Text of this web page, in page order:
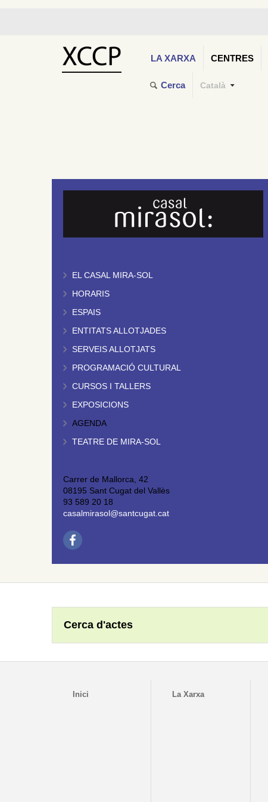
LA XARXA CENTRES
Cerca Català
EL CASAL MIRA-SOL
HORARIS
ESPAIS
ENTITATS ALLOTJADES
SERVEIS ALLOTJATS
PROGRAMACIÓ CULTURAL
CURSOS I TALLERS
EXPOSICIONS
AGENDA
TEATRE DE MIRA-SOL
Carrer de Mallorca, 42
08195 Sant Cugat del Vallès
93 589 20 18
casalmirasol@santcugat.cat
Cerca d'actes
Inici La Xarxa